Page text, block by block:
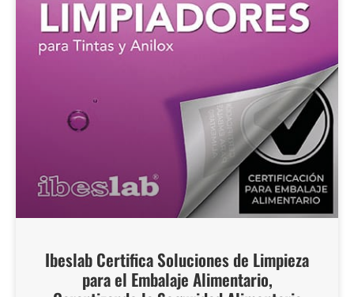
Ibeslab Certifica Soluciones de Limpieza
para el Embalaje Alimentario,